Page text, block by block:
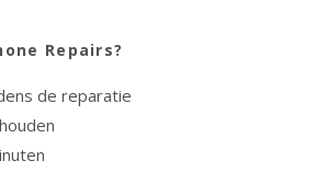
Repairs?
de reparatie